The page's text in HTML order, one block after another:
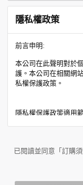
隱私權政策
前言申明:
本公司在此聲明對於
護。本公司在相關網
私權保護政策。
隱私權保護政策適用
務時收集到的身份識
作與本公司合作時分
不適用於本公司以外
放連結的廠商也可能
已閱讀並同意「訂購